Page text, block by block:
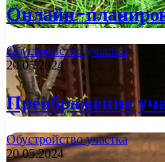
Онлайн-
Обустройство участка
20.05.2024
Преображение
Обустройство участка
20.05.2024